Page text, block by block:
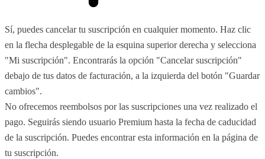
Sí, puedes cancelar tu suscripción en cualquier momento. Haz clic
en la flecha desplegable de la esquina superior derecha y selecciona
"Mi suscripción". Encontrarás la opción "Cancelar suscripción"
debajo de tus datos de facturación, a la izquierda del botón "Guardar
cambios".
No ofrecemos reembolsos por las suscripciones una vez realizado el
pago. Seguirás siendo usuario Premium hasta la fecha de caducidad
de la suscripción. Puedes encontrar esta información en la página de
tu suscripción.